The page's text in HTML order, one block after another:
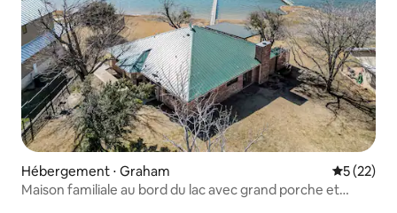
Hébergement ⋅ Graham
5 (22)
Maison familiale au bord du lac avec grand porche et